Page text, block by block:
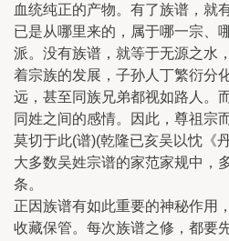
血统纯正的产物。有了族谱，就
已是从哪里来的，属于哪一宗、
派。没有族谱，就等于无源之水
着宗族的发展，子孙人丁繁衍分
远，甚至同族兄弟都视如路人。
同姓之间的感情。因此，尊祖宗
莫切于此(谱)(乾隆已亥吴以忱《
大多数吴姓宗谱的家范家规中，
条。
正因族谱有如此重要的神秘作用
收藏保管。每次族谱之修，都要